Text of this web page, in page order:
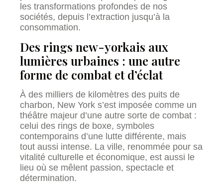
les transformations profondes de nos
sociétés, depuis l’extraction jusqu’à la
consommation.
Des rings new-yorkais aux
lumières urbaines : une autre
forme de combat et d’éclat
À des milliers de kilomètres des puits de
charbon, New York s’est imposée comme un
théâtre majeur d’une autre sorte de combat :
celui des rings de boxe, symboles
contemporains d’une lutte différente, mais
tout aussi intense. La ville, renommée pour sa
vitalité culturelle et économique, est aussi le
lieu où se mêlent passion, spectacle et
détermination.